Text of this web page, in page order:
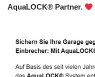
AquaLOCK® Partner.